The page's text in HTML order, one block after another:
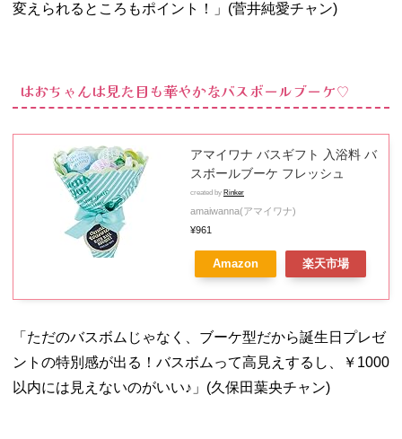
変えられるところもポイント！」(菅井純愛チャン)
はおちゃんは見た目も華やかなバスボールブーケ♡
アマイワナ バスギフト 入浴料 バ
スボールブーケ フレッシュ
created by Rinker
amaiwanna(アマイワナ)
¥961
Amazon 楽天市場
「ただのバスボムじゃなく、ブーケ型だから誕生日プレゼ
ントの特別感が出る！バスボムって高見えするし、￥1000
以内には見えないのがいい♪」(久保田葉央チャン)